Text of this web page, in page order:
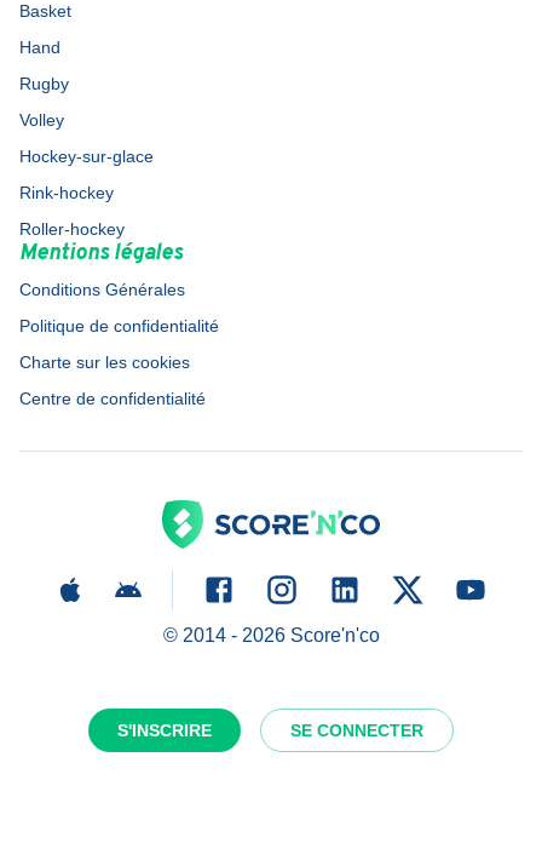
S'INSCRIRE SE CONNECTER
Basket
Hand
Rugby
Volley
Hockey-sur-glace
Rink-hockey
Roller-hockey
Mentions légales
Conditions Générales
Politique de confidentialité
Charte sur les cookies
Centre de confidentialité
© 2014 - 2026Score'n'co